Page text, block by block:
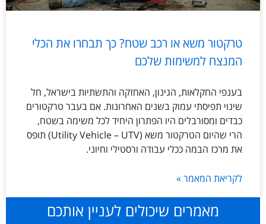
טרקטור משא או רכב שטח? כך תבחרו את הכלי
המנצח למשימות שלכם
בענפי החקלאות, הגינון, האחזקה והתשתיות בישראל, חל
שינוי תפיסתי עמוק בשנים האחרונות. אם בעבר טרקטורים
כבדים ומסורבלים היו הפתרון היחיד לכל משימה בשטח,
הרי שהיום הטרקטור משא (Utility Vehicle – UTV) תופס
את מרכז הבמה ככלי עבודה ורסטילי וחיוני.
לקריאת המאמר »
מאמרים שיכולים לעניין אותכם